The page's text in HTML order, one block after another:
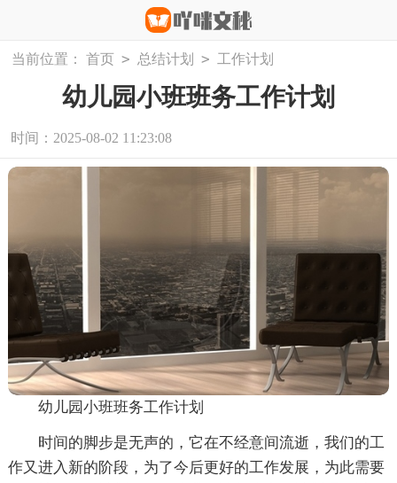
当前位置： 首页 > 总结计划 > 工作计划
幼儿园小班班务工作计划
时间：2025-08-02 11:23:08
幼儿园小班班务工作计划
时间的脚步是无声的，它在不经意间流逝，我们的工
作又进入新的阶段，为了今后更好的工作发展，为此需要